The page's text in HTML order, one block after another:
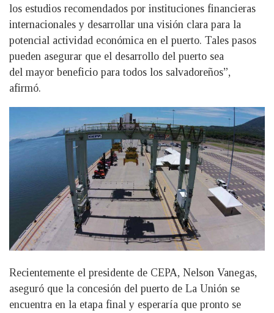
los estudios recomendados por instituciones financieras
internacionales y desarrollar una visión clara para la
potencial actividad económica en el puerto. Tales pasos
pueden asegurar que el desarrollo del puerto sea
del mayor beneficio para todos los salvadoreños”,
afirmó.
Recientemente el presidente de CEPA, Nelson Vanegas,
aseguró que la concesión del puerto de La Unión se
encuentra en la etapa final y esperaría que pronto se